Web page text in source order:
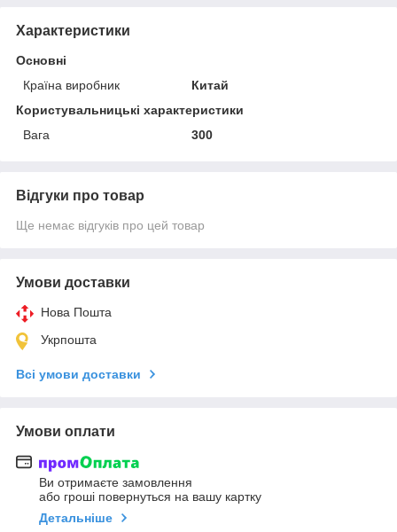
Характеристики
Основні
Країна виробник
Китай
Користувальницькі характеристики
Вага
300
Відгуки про товар
Ще немає відгуків про цей товар
Умови доставки
Нова Пошта
Укрпошта
Всі умови доставки
Умови оплати
Ви отримаєте замовлення
або гроші повернуться на вашу картку
Детальніше